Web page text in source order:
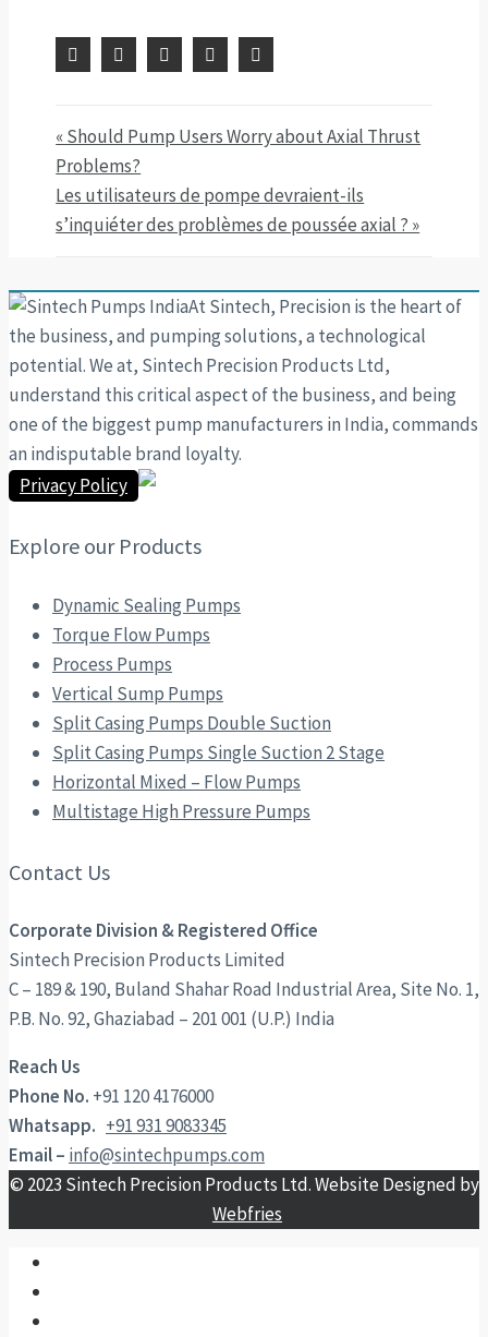
« Should Pump Users Worry about Axial Thrust
Problems?
Les utilisateurs de pompe devraient-ils
s’inquiéter des problèmes de poussée axial ? »
At Sintech, Precision is the heart of
the business, and pumping solutions, a technological
potential. We at, Sintech Precision Products Ltd,
understand this critical aspect of the business, and being
one of the biggest pump manufacturers in India, commands
an indisputable brand loyalty.
Privacy Policy
Explore our Products
Dynamic Sealing Pumps
Torque Flow Pumps
Process Pumps
Vertical Sump Pumps
Split Casing Pumps Double Suction
Split Casing Pumps Single Suction 2 Stage
Horizontal Mixed – Flow Pumps
Multistage High Pressure Pumps
Contact Us
Corporate Division & Registered Office
Sintech Precision Products Limited
C – 189 & 190, Buland Shahar Road Industrial Area, Site No. 1,
P.B. No. 92, Ghaziabad – 201 001 (U.P.) India
Reach Us
Phone No. +91 120 4176000
Whatsapp. +91 931 9083345
Email – info@sintechpumps.com
© 2023 Sintech Precision Products Ltd. Website Designed by
Webfries